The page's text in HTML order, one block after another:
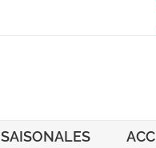
SAISONALES